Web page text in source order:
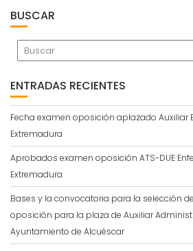
BUSCAR
ENTRADAS RECIENTES
Fecha examen oposición aplazado Auxiliar
Extremadura
Aprobados examen oposición ATS-DUE
Extremadura
Bases y la convocatoria para la selección
oposición para la plaza de Auxiliar
Ayuntamiento de Alcuéscar